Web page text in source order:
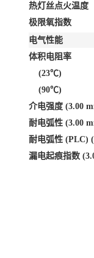
热灯丝点火温度
极限氧指数
电气性能
体积电阻率
(23℃)
(90℃)
介电强度 (3.00
耐电弧性 (3.00
耐电弧性 (PLC)
漏电起痕指数